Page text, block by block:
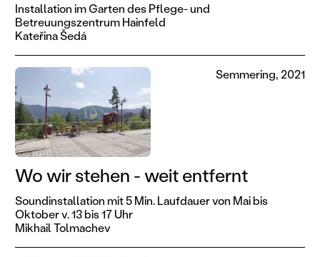
Installation im Garten des Pflege- und
Betreuungszentrum Hainfeld
Kateřina Šedá
Wo wir stehen - weit entfernt
Soundinstallation mit 5 Min. Laufdauer von Mai bis
Oktober v. 13 bis 17 Uhr
Mikhail Tolmachev
Semmering, 2021